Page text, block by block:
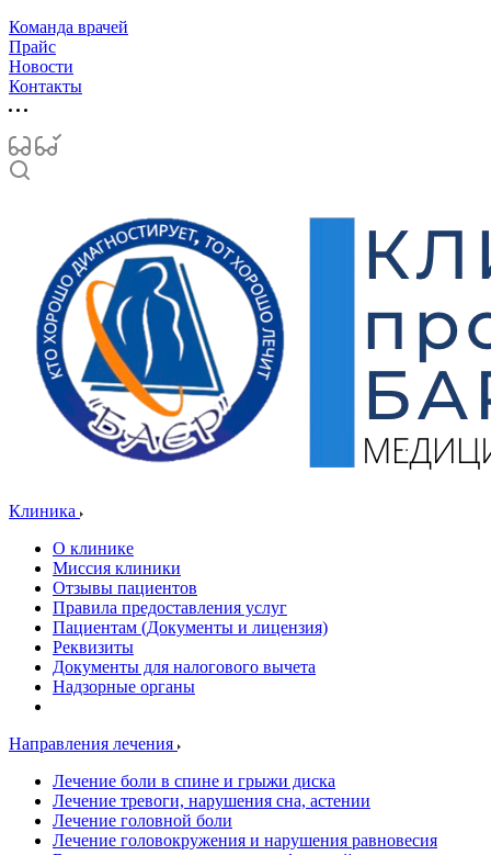
Команда врачей
Прайс
Новости
Контакты
Клиника
О клинике
Миссия клиники
Отзывы пациентов
Правила предоставления услуг
Пациентам (Документы и лицензия)
Реквизиты
Документы для налогового вычета
Надзорные органы
Направления лечения
Лечение боли в спине и грыжи диска
Лечение тревоги, нарушения сна, астении
Лечение головной боли
Лечение головокружения и нарушения равновесия